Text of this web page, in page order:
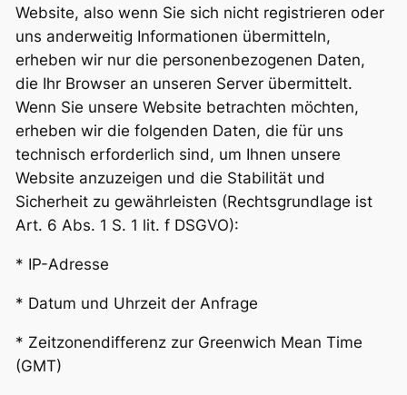
Website, also wenn Sie sich nicht registrieren oder
uns anderweitig Informationen übermitteln,
erheben wir nur die personenbezogenen Daten,
die Ihr Browser an unseren Server übermittelt.
Wenn Sie unsere Website betrachten möchten,
erheben wir die folgenden Daten, die für uns
technisch erforderlich sind, um Ihnen unsere
Website anzuzeigen und die Stabilität und
Sicherheit zu gewährleisten (Rechtsgrundlage ist
Art. 6 Abs. 1 S. 1 lit. f DSGVO):
* IP-Adresse
* Datum und Uhrzeit der Anfrage
* Zeitzonendifferenz zur Greenwich Mean Time
(GMT)